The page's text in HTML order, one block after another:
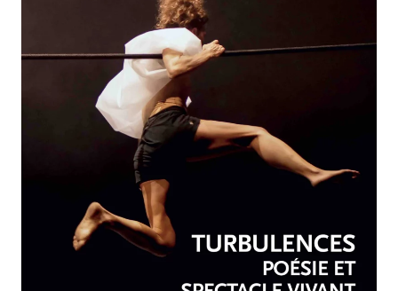
AVRIL-JUIN 2026
N°259
Turbulences : poésie et
spectacle vivant